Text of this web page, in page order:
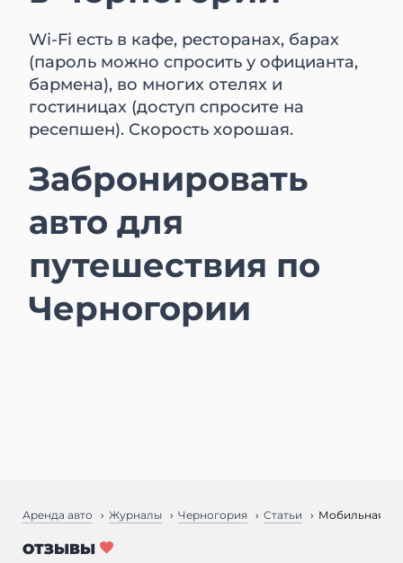
Wi-Fi есть в кафе, ресторанах, барах
(пароль можно спросить у официанта,
бармена), во многих отелях и
гостиницах (доступ спросите на
ресепшен). Скорость хорошая.
Забронировать
авто для
путешествия по
Черногории
Аренда авто Журналы Черногория Статьи Мобильная
ОТЗЫВЫ